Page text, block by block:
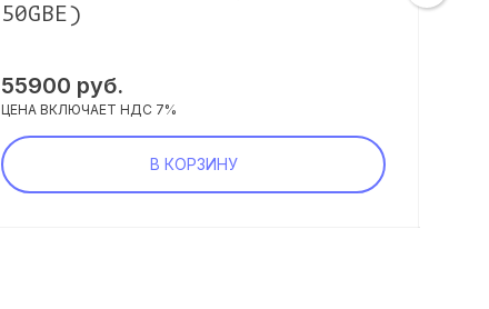
50GBE)
55900 руб.
ЦЕНА ВКЛЮЧАЕТ НДС 7%
В КОРЗИНУ